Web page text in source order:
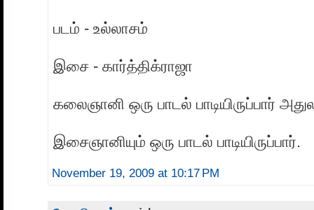
படம் - உல்லாசம்
இசை - கார்த்திக்ராஜா
கலைஞானி ஒரு பாடல் பாடியிருப்பார்
இசைஞானியும் ஒரு பாடல் பாடியிருப்பார்.
November 19, 2009 at 10:17 PM